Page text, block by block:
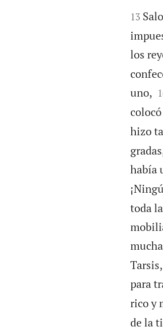


13
los
uno, 
hizo
había
toda
para
rico y
de la